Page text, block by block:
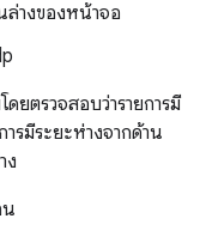
างของหน้าจอ
ยตรวจสอบว่ารายการมี
รมีระยะห่างจากด้าน
ง